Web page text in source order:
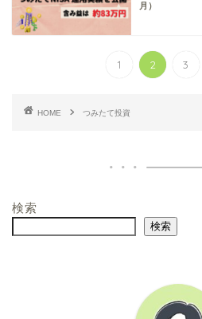
月）
1 2 3
HOME つみたて投資
検索
検索